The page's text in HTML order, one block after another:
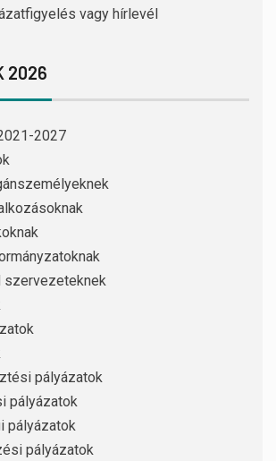
vagy hírlevél
2026
2027
szervezeteknek
pályázatok
pályázatok
pályázatok
pályázatok